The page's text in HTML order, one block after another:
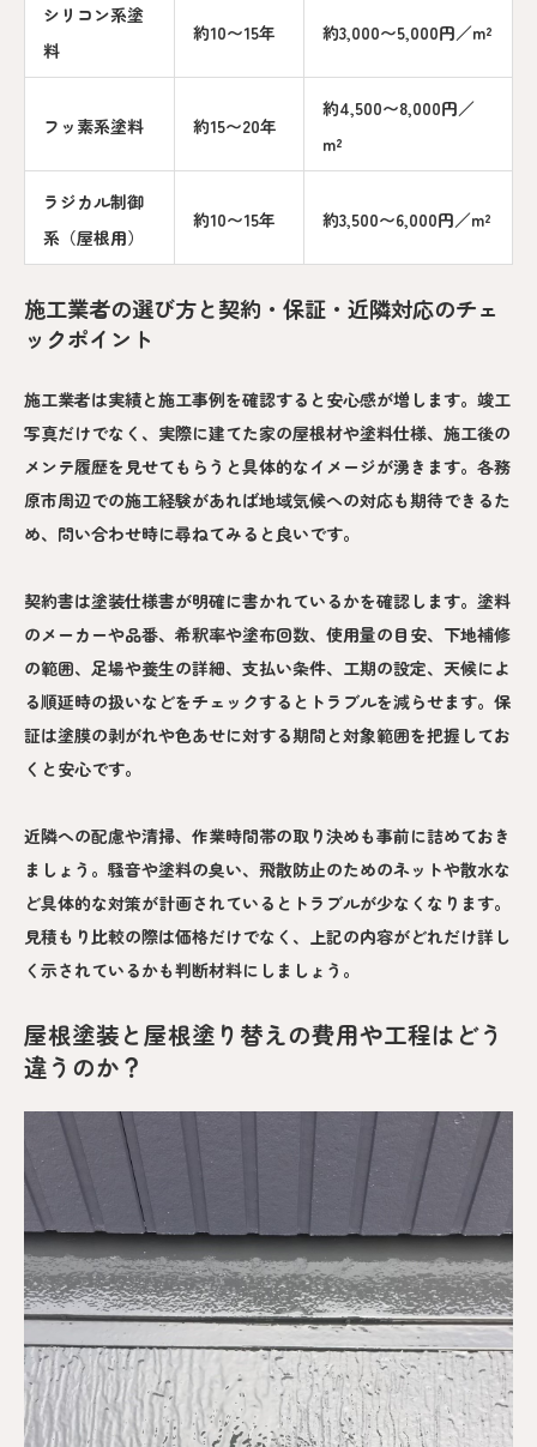
シリコン系塗
料
約10〜15年 約3,000〜5,000円／m²
フッ素系塗料 約15〜20年
約4,500〜8,000円／
m²
ラジカル制御
系（屋根用）
約10〜15年 約3,500〜6,000円／m²
施工業者の選び方と契約・保証・近隣対応のチェ
ックポイント
施工業者は実績と施工事例を確認すると安心感が増します。竣工
写真だけでなく、実際に建てた家の屋根材や塗料仕様、施工後の
メンテ履歴を見せてもらうと具体的なイメージが湧きます。各務
原市周辺での施工経験があれば地域気候への対応も期待できるた
め、問い合わせ時に尋ねてみると良いです。
契約書は塗装仕様書が明確に書かれているかを確認します。塗料
のメーカーや品番、希釈率や塗布回数、使用量の目安、下地補修
の範囲、足場や養生の詳細、支払い条件、工期の設定、天候によ
る順延時の扱いなどをチェックするとトラブルを減らせます。保
証は塗膜の剥がれや色あせに対する期間と対象範囲を把握してお
くと安心です。
近隣への配慮や清掃、作業時間帯の取り決めも事前に詰めておき
ましょう。騒音や塗料の臭い、飛散防止のためのネットや散水な
ど具体的な対策が計画されているとトラブルが少なくなります。
見積もり比較の際は価格だけでなく、上記の内容がどれだけ詳し
く示されているかも判断材料にしましょう。
屋根塗装と屋根塗り替えの費用や工程はどう
違うのか？